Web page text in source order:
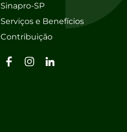
Sinapro-SP
Serviços e Benefícios
Contribuição